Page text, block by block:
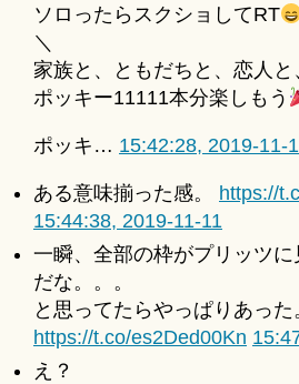
ソロったらスクショしてRT
＼
家族と、ともだちと、恋人と
ポッキー11111本分楽しもう
ポッキ… 15:42:28, 2019-11-
ある意味揃った感。 https://
15:44:38, 2019-11-11
一瞬、全部の枠がプリッツ
だな。。。
と思ってたらやっぱりあった
https://t.co/es2Ded00Kn
え？